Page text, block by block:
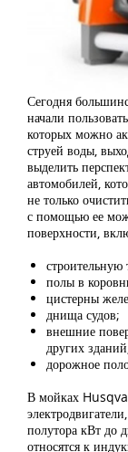
Сегодня
начали
которых можно
струей воды,
выделить
автомобилей,
не только
с помощью ее
поверхности,
строительную
полы в
цистерны
днища судов;
внешние
других
дорожное
В мойках
полутора кВт до
относятся к